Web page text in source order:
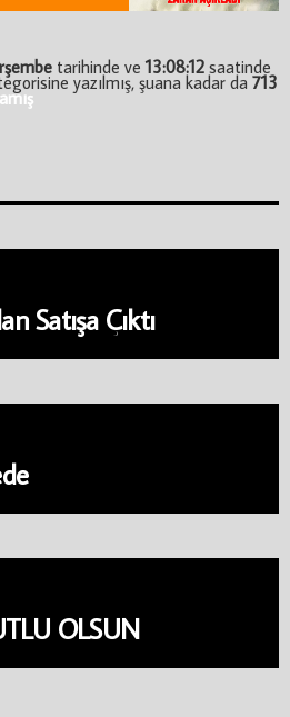
tarihinde ve 13:08:12 saatinde
yazılmış, şuana kadar da 713
Satışa Çıktı
OLSUN